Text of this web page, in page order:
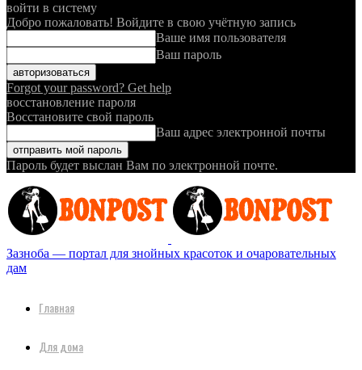
войти в систему
Добро пожаловать! Войдите в свою учётную запись
Ваше имя пользователя
Ваш пароль
Forgot your password? Get help
восстановление пароля
Восстановите свой пароль
Ваш адрес электронной почты
Пароль будет выслан Вам по электронной почте.
Зазноба — портал для знойных красоток и очаровательных
дам
Главная
Для дома